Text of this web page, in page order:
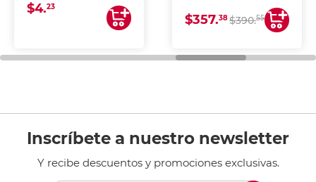
uniforme, ideal para
impresoras de inyección
de tinta y láser,
general de oficina.
$4.23
COPIA Y ESCANEA)
$357.38$390.55
Inscríbete a nuestro newsletter
Y recibe descuentos y promociones exclusivas.